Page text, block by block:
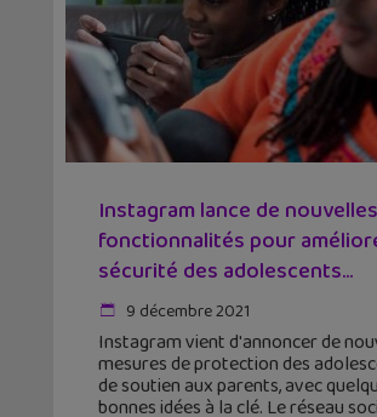
Instagram lance de nouvelles
fonctionnalités pour
sécurité des adolescents...
9 décembre 2021
Instagram vient d'annoncer de
mesures de protection des
de soutien aux parents, avec
bonnes idées à la clé. Le réseau